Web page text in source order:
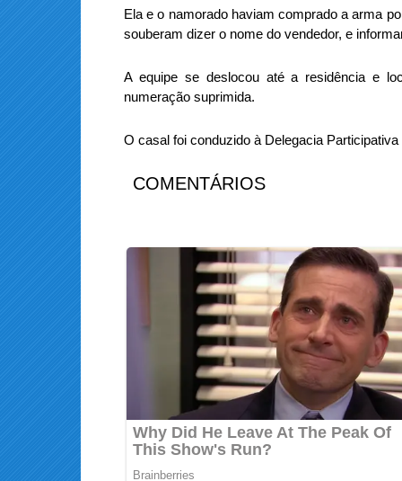
Ela e o namorado haviam comprado a arma
souberam dizer o nome do vendedor, e
A equipe se deslocou até a residência e
numeração suprimida.
O casal foi conduzido à Delegacia
COMENTÁRIOS